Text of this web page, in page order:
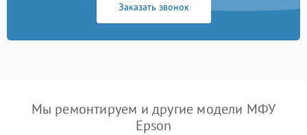
Заказать звонок
Мы ремонтируем и другие модели МФУ
Epson